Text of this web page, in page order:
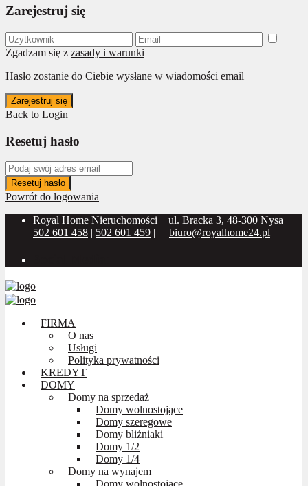
Zarejestruj się
Zgadzam się z zasady i warunki
Hasło zostanie do Ciebie wysłane w wiadomości email
Zarejestruj się
Back to Login
Resetuj hasło
Resetuj hasło
Powrót do logowania
Royal Home Nieruchomości
ul. Bracka 3, 48-300 Nysa
502 601 458 | 502 601 459 | biuro@royalhome24.pl
FIRMA
O nas
Usługi
Polityka prywatności
KREDYT
DOMY
Domy na sprzedaż
Domy wolnostojące
Domy szeregowe
Domy bliźniaki
Domy 1/2
Domy 1/4
Domy na wynajem
Domy wolnostojące